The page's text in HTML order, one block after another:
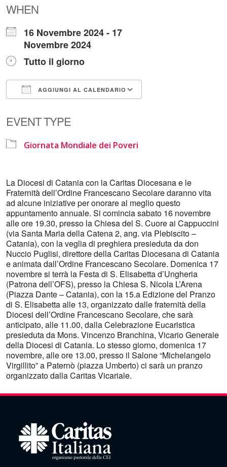
WHEN
16 Novembre 2024 - 17
Novembre 2024
Tutto il giorno
AGGIUNGI AL CALENDARIO
EVENT TYPE
Giornata Mondiale dei Poveri
La Diocesi di Catania con la Caritas Diocesana e le
Fraternità dell’Ordine Francescano Secolare daranno vita
ad alcune iniziative per onorare al meglio questo
appuntamento annuale. Si comincia sabato 16 novembre
alle ore 19.30, presso la Chiesa del S. Cuore ai Cappuccini
(via Santa Maria della Catena 2, ang. via Plebiscito –
Catania), con la veglia di preghiera presieduta da don
Nuccio Puglisi, direttore della Caritas Diocesana di Catania
e animata dall’Ordine Francescano Secolare. Domenica 17
novembre si terrà la Festa di S. Elisabetta d’Ungheria
(Patrona dell’OFS), presso la Chiesa S. Nicola L’Arena
(Piazza Dante – Catania), con la 15.a Edizione del Pranzo
di S. Elisabetta alle 13, organizzato dalle fraternità della
Diocesi dell’Ordine Francescano Secolare, che sarà
anticipato, alle 11.00, dalla Celebrazione Eucaristica
presieduta da Mons. Vincenzo Branchina, Vicario Generale
della Diocesi di Catania. Lo stesso giorno, domenica 17
novembre, alle ore 13.00, presso il Salone “Michelangelo
Virgillito” a Paternò (piazza Umberto) ci sarà un pranzo
organizzato dalla Caritas Vicariale.